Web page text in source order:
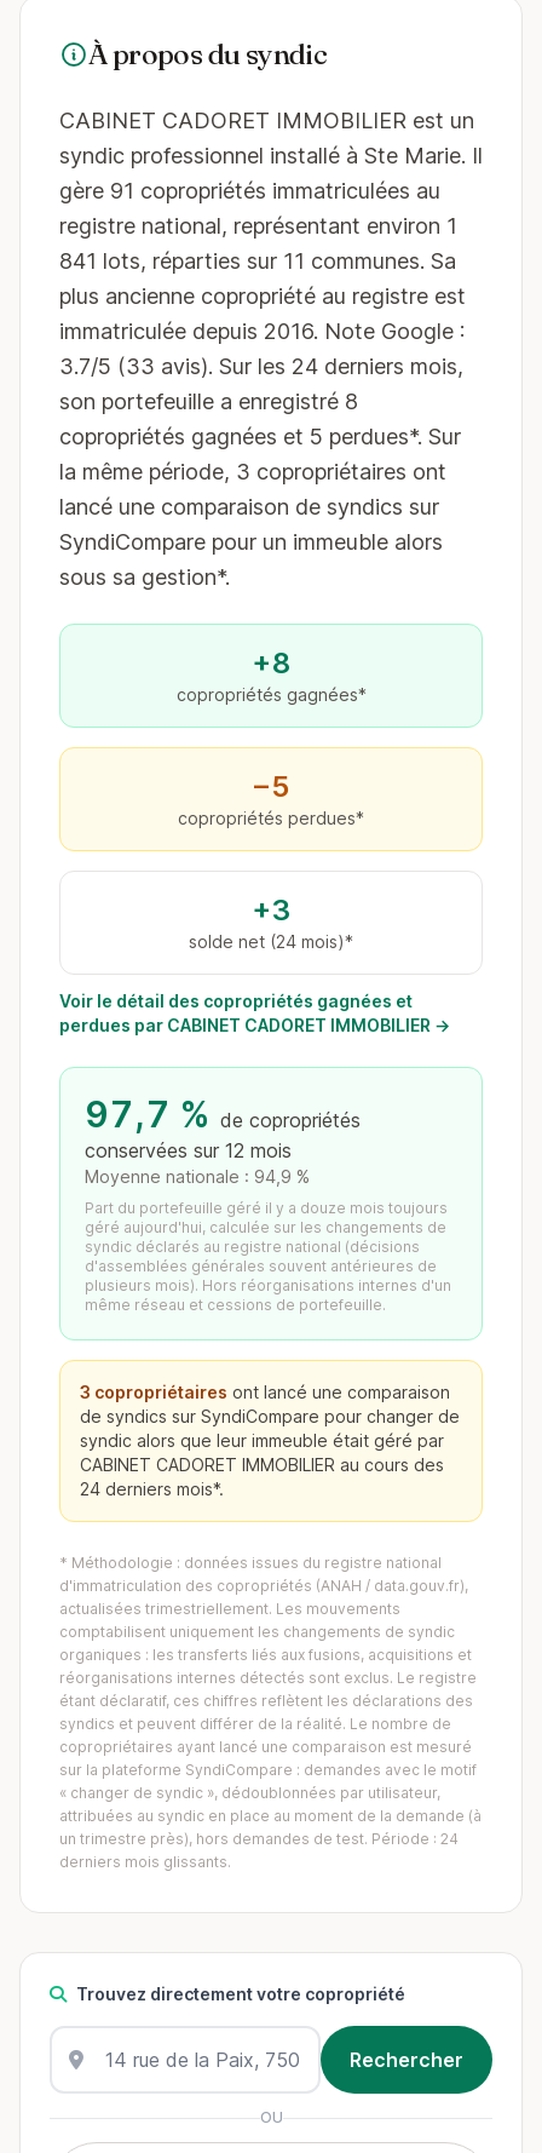
À propos du syndic
CABINET CADORET IMMOBILIER est un
syndic professionnel installé à Ste Marie. Il
gère 91 copropriétés immatriculées au
registre national, représentant environ 1
841 lots, réparties sur 11 communes. Sa
plus ancienne copropriété au registre est
immatriculée depuis 2016. Note Google :
3.7/5 (33 avis). Sur les 24 derniers mois,
son portefeuille a enregistré 8
copropriétés gagnées et 5 perdues*. Sur
la même période, 3 copropriétaires ont
lancé une comparaison de syndics sur
SyndiCompare pour un immeuble alors
sous sa gestion*.
+8
copropriétés gagnées*
−5
copropriétés perdues*
+3
solde net (24 mois)*
Voir le détail des copropriétés gagnées et
perdues par CABINET CADORET IMMOBILIER →
97,7 % de copropriétés
conservées sur 12 mois
Moyenne nationale : 94,9 %
Part du portefeuille géré il y a douze mois toujours
géré aujourd'hui, calculée sur les changements de
syndic déclarés au registre national (décisions
d'assemblées générales souvent antérieures de
plusieurs mois). Hors réorganisations internes d'un
même réseau et cessions de portefeuille.
3 copropriétaires ont lancé une comparaison
de syndics sur SyndiCompare pour changer de
syndic alors que leur immeuble était géré par
CABINET CADORET IMMOBILIER au cours des
24 derniers mois*.
* Méthodologie : données issues du registre national
d'immatriculation des copropriétés (ANAH / data.gouv.fr),
actualisées trimestriellement. Les mouvements
comptabilisent uniquement les changements de syndic
organiques : les transferts liés aux fusions, acquisitions et
réorganisations internes détectés sont exclus. Le registre
étant déclaratif, ces chiffres reflètent les déclarations des
syndics et peuvent différer de la réalité. Le nombre de
copropriétaires ayant lancé une comparaison est mesuré
sur la plateforme SyndiCompare : demandes avec le motif
« changer de syndic », dédoublonnées par utilisateur,
attribuées au syndic en place au moment de la demande (à
un trimestre près), hors demandes de test. Période : 24
derniers mois glissants.
Trouvez directement votre copropriété
OU